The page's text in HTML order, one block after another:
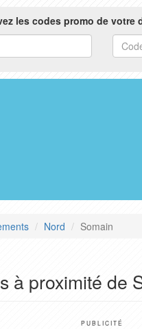
les codes promo de votre
Nord Somain
à proximité de
PUBLICITÉ